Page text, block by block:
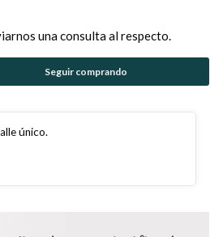
una consulta al respecto.
Seguir comprando
único.